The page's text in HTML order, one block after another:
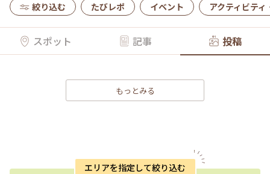
絞り込む たびレポ イベント アクティビティ
スポット 記事 投稿
もっとみる
エリアを指定して絞り込む